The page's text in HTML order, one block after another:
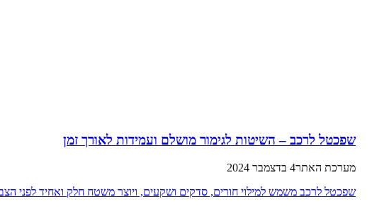
שפכטל לרכב – השיטות לגימור מושלם ועמידות לאורך זמן
מערכת האתר4 בדצמבר 2024
שפכטל לרכב משמש למילוי חורים, סדקים ושקעים, ויוצר משטח חלק ואחיד לפני